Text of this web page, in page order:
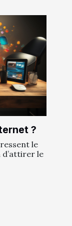
?
le
le